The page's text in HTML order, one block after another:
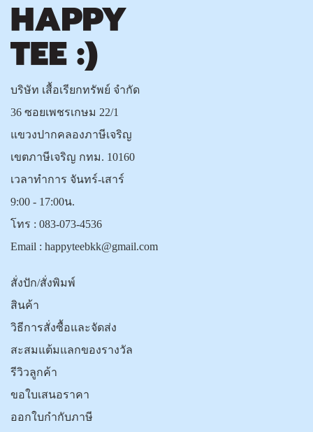
บริษัท เสื้อเรียกทรัพย์ จำกัด
36 ซอยเพชรเกษม 22/1
แขวงปากคลองภาษีเจริญ
เขตภาษีเจริญ กทม. 10160
เวลาทำการ จันทร์-เสาร์
9:00 - 17:00น.
โทร : 083-073-4536
Email : happyteebkk@gmail.com
สั่งปัก/สั่งพิมพ์
สินค้า
วิธีการสั่งซื้อและจัดส่ง
สะสมแต้มแลกของรางวัล
รีวิวลูกค้า
ขอใบเสนอราคา
ออกใบกำกับภาษี